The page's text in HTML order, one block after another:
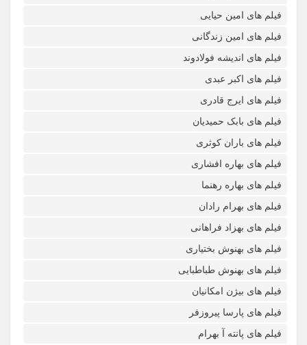
فیلم های امین حیایی
فیلم های امین زندگانی
فیلم های اندیشه فولادوند
فیلم های اکبر عبدی
فیلم های ایرج قادری
فیلم های بابک حمیدیان
فیلم های باران کوثری
فیلم های بهاره افشاری
فیلم های بهاره رهنما
فیلم های بهرام رادان
فیلم های بهزاد فراهانی
فیلم های بهنوش بختیاری
فیلم های بهنوش طباطبایی
فیلم های بیژن امکانیان
فیلم های پارسا پیروزفر
فیلم های پانته آ بهرام